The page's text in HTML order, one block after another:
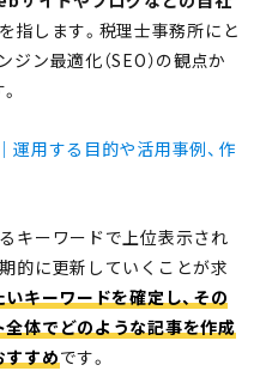
を指します。税理士事務所にと
ン最適化（SEO）の観点か
運用する目的や活用事例、作
キーワードで上位表示され
的に更新していくことが求
キーワードを確定し、その
体でどのような記事を作成
すすめです。